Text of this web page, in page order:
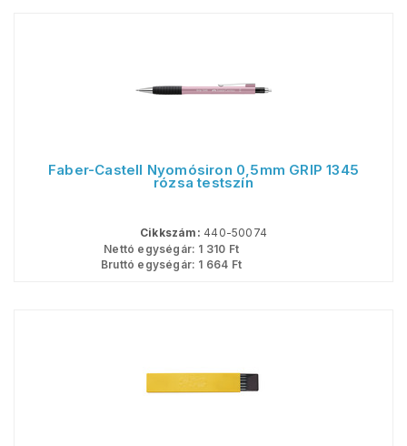
Faber-Castell Nyomósiron 0,5mm GRIP 1345
rózsa testszín
Cikkszám: 440-50074
Nettó egységár: 1 310 Ft
Bruttó egységár: 1 664 Ft